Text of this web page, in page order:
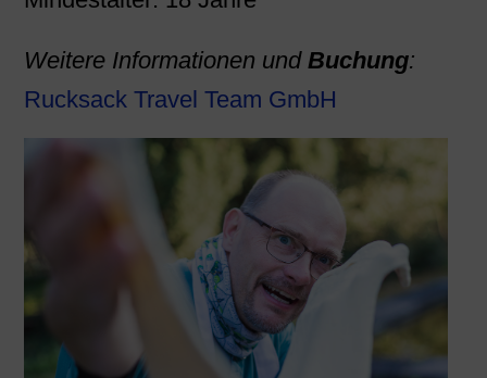
Weitere Informationen und Buchung:
Rucksack Travel Team GmbH